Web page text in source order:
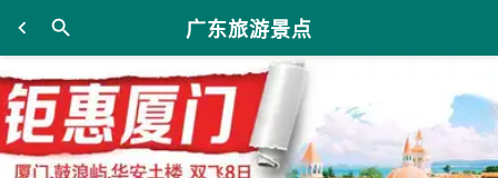
广东旅游景点